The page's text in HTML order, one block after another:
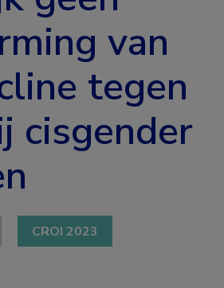
van
tegen
cisgender
CROI 2023